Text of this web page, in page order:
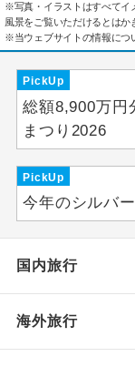
※写真・イラストはすべてイ
風景をご覧いただけるとはか
※当ウェブサイトの情報につ
PickUp
総額8,900万円
まつり2026
PickUp
今年のシルバ
国内旅行
海外旅行